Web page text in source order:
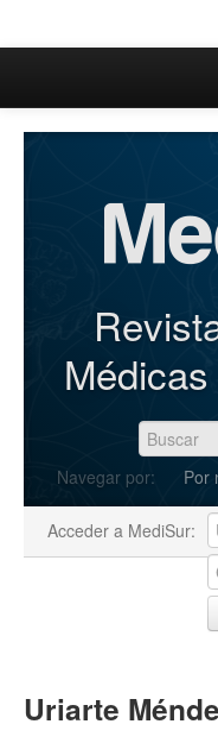
Inicio
Iniciar sesión
Registrarse
Navegar por: Por
Acceder a MediSur:
Uriarte